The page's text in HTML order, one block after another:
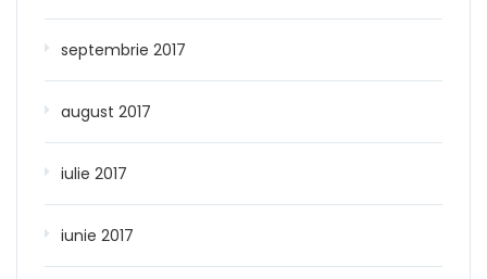
septembrie 2017
august 2017
iulie 2017
iunie 2017